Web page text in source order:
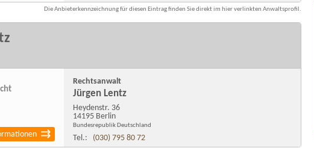
Die Anbieterkennzeichnung für diesen Eintrag finden Sie direkt im hier verlinkten Anwaltsprofil.
Rechtsanwalt
Jürgen Lentz
Heydenstr. 36
14195 Berlin
Bundesrepublik Deutschland
Tel.: (030) 795 80 72